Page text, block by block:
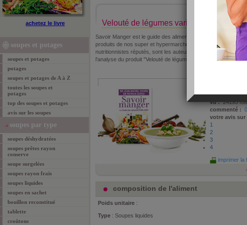
achetez le livre
soupes et potages
soupes et potages
potages
soupes et potages de A à Z
toutes les soupes et
potages
top des soupes et potages
avis sur les soupes
soupes par type
soupes déshydratées
soupes prêtes rayon
conserve
soupe surgelées
soupes rayon frais
soupes liquides
soupes en sachet
bouillon reconstitué
tablette
croûtons
Velouté de légumes variés (Carrefour)
Savoir Manger est le guide des aliments 2008-2009. Il passe
produits de nos super et hypermarchés. Jean-Michel Cohen
nutritionnistes réputés, sont les auteurs de ce best-seller.
l'analyse du produit "Velouté de légumes variés".
le :24
vu :24195
commenté :
votre avis
1
2
3
4
imprimer la
composition de l'aliment
Poids unitaire :
Type : Soupes liquides